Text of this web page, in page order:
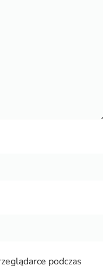
podczas